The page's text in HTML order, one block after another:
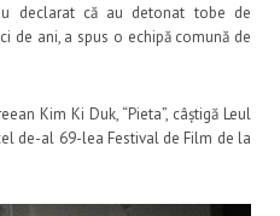
declarat că au detonat tobe de
de ani, a spus o echipă comună de
Kim Ki Duk, “Pieta”, câștigă Leul
de-al 69-lea Festival de Film de la